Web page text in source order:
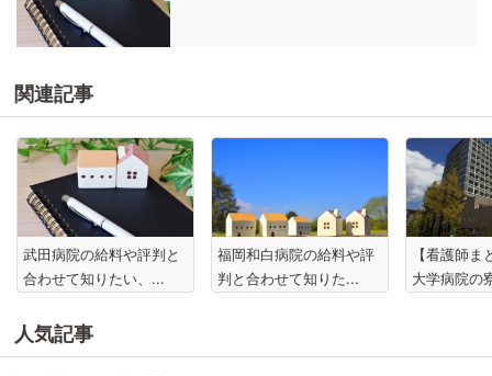
関連記事
武田病院の給料や評判と
合わせて知りたい、...
福岡和白病院の給料や評
判と合わせて知りた...
【看護師
大学病院の
人気記事